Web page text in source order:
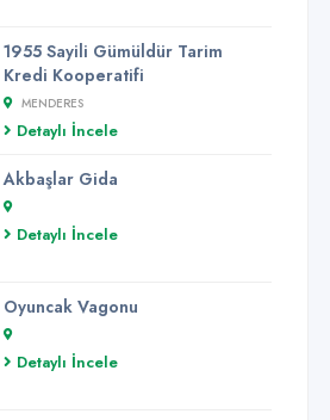
1955 Sayili Gümüldür Tarim
Kredi Kooperatifi
MENDERES
Detaylı İncele
Akbaşlar Gida
Detaylı İncele
Oyuncak Vagonu
Detaylı İncele